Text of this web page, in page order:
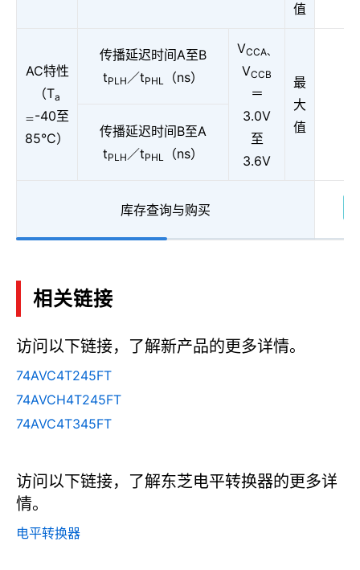
值
AC特性
（Ta
＝-40至
85°C）
传播延迟时间A至B
tPLH ／tPHL （ns）
VCCA、
VCCB
＝
3.0V
至
3.6V
最
大
值
传播延迟时间B至A
tPLH ／tPHL （ns）
库存查询与购买
相关链接
访问以下链接，了解新产品的更多详情。
74AVC4T245FT
74AVCH4T245FT
74AVC4T345FT
访问以下链接，了解东芝电平转换器的更多详
情。
电平转换器